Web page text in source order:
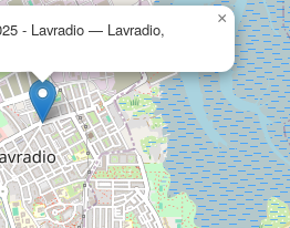
- Lavradio — Lavradio,
×